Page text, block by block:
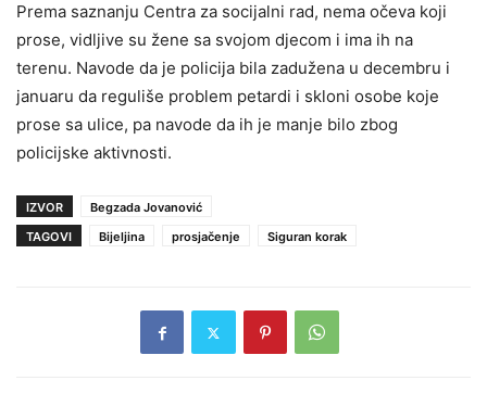
Prema saznanju Centra za socijalni rad, nema očeva koji
prose, vidljive su žene sa svojom djecom i ima ih na
terenu. Navode da je policija bila zadužena u decembru i
januaru da reguliše problem petardi i skloni osobe koje
prose sa ulice, pa navode da ih je manje bilo zbog
policijske aktivnosti.
IZVOR
Begzada Jovanović
TAGOVI
Bijeljina prosjačenje Siguran korak